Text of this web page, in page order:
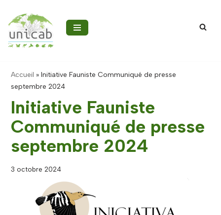
Aller
au
contenu
Accueil » Initiative Fauniste Communiqué de presse
septembre 2024
Initiative Fauniste
Communiqué de presse
septembre 2024
3 octobre 2024